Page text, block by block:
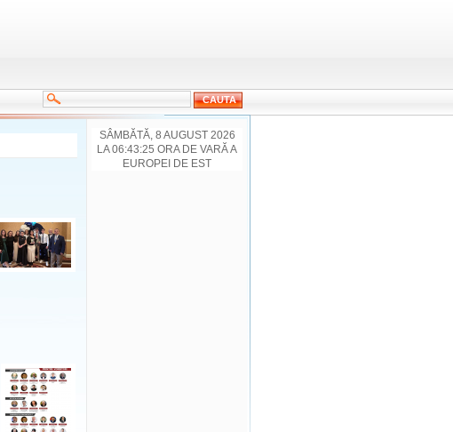
SÂMBĂTĂ, 8 AUGUST 2026
LA 06:43:25 ORA DE VARĂ A
EUROPEI DE EST